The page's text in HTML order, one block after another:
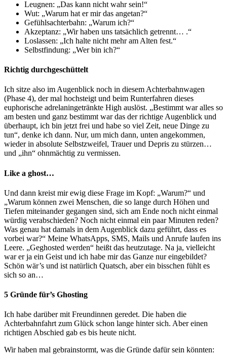
Leugnen: „Das kann nicht wahr sein!“
Wut: „Warum hat er mir das angetan?“
Gefühlsachterbahn: „Warum ich?“
Akzeptanz: „Wir haben uns tatsächlich getrennt… .“
Loslassen: „Ich halte nicht mehr am Alten fest.“
Selbstfindung: „Wer bin ich?“
Richtig durchgeschüttelt
Ich sitze also im Augenblick noch in diesem Achterbahnwagen
(Phase 4), der mal hochsteigt und beim Runterfahren dieses
euphorische adrelaningetränkte High auslöst. „Bestimmt war alles so
am besten und ganz bestimmt war das der richtige Augenblick und
überhaupt, ich bin jetzt frei und habe so viel Zeit, neue Dinge zu
tun“, denke ich dann. Nur, um mich dann, unten angekommen,
wieder in absolute Selbstzweifel, Trauer und Depris zu stürzen…
und „ihn“ ohnmächtig zu vermissen.
Like a ghost…
Und dann kreist mir ewig diese Frage im Kopf: „Warum?“ und
„Warum können zwei Menschen, die so lange durch Höhen und
Tiefen miteinander gegangen sind, sich am Ende noch nicht einmal
würdig verabschieden? Noch nicht einmal ein paar Minuten reden?
Was genau hat damals in dem Augenblick dazu geführt, dass es
vorbei war?“ Meine WhatsApps, SMS, Mails und Anrufe laufen ins
Leere. „Geghosted werden“ heißt das heutzutage. Na ja, vielleicht
war er ja ein Geist und ich habe mir das Ganze nur eingebildet?
Schön wär’s und ist natürlich Quatsch, aber ein bisschen fühlt es
sich so an…
5 Gründe für’s Ghosting
Ich habe darüber mit Freundinnen geredet. Die haben die
Achterbahnfahrt zum Glück schon lange hinter sich. Aber einen
richtigen Abschied gab es bis heute nicht.
Wir haben mal gebrainstormt, was die Gründe dafür sein könnten: